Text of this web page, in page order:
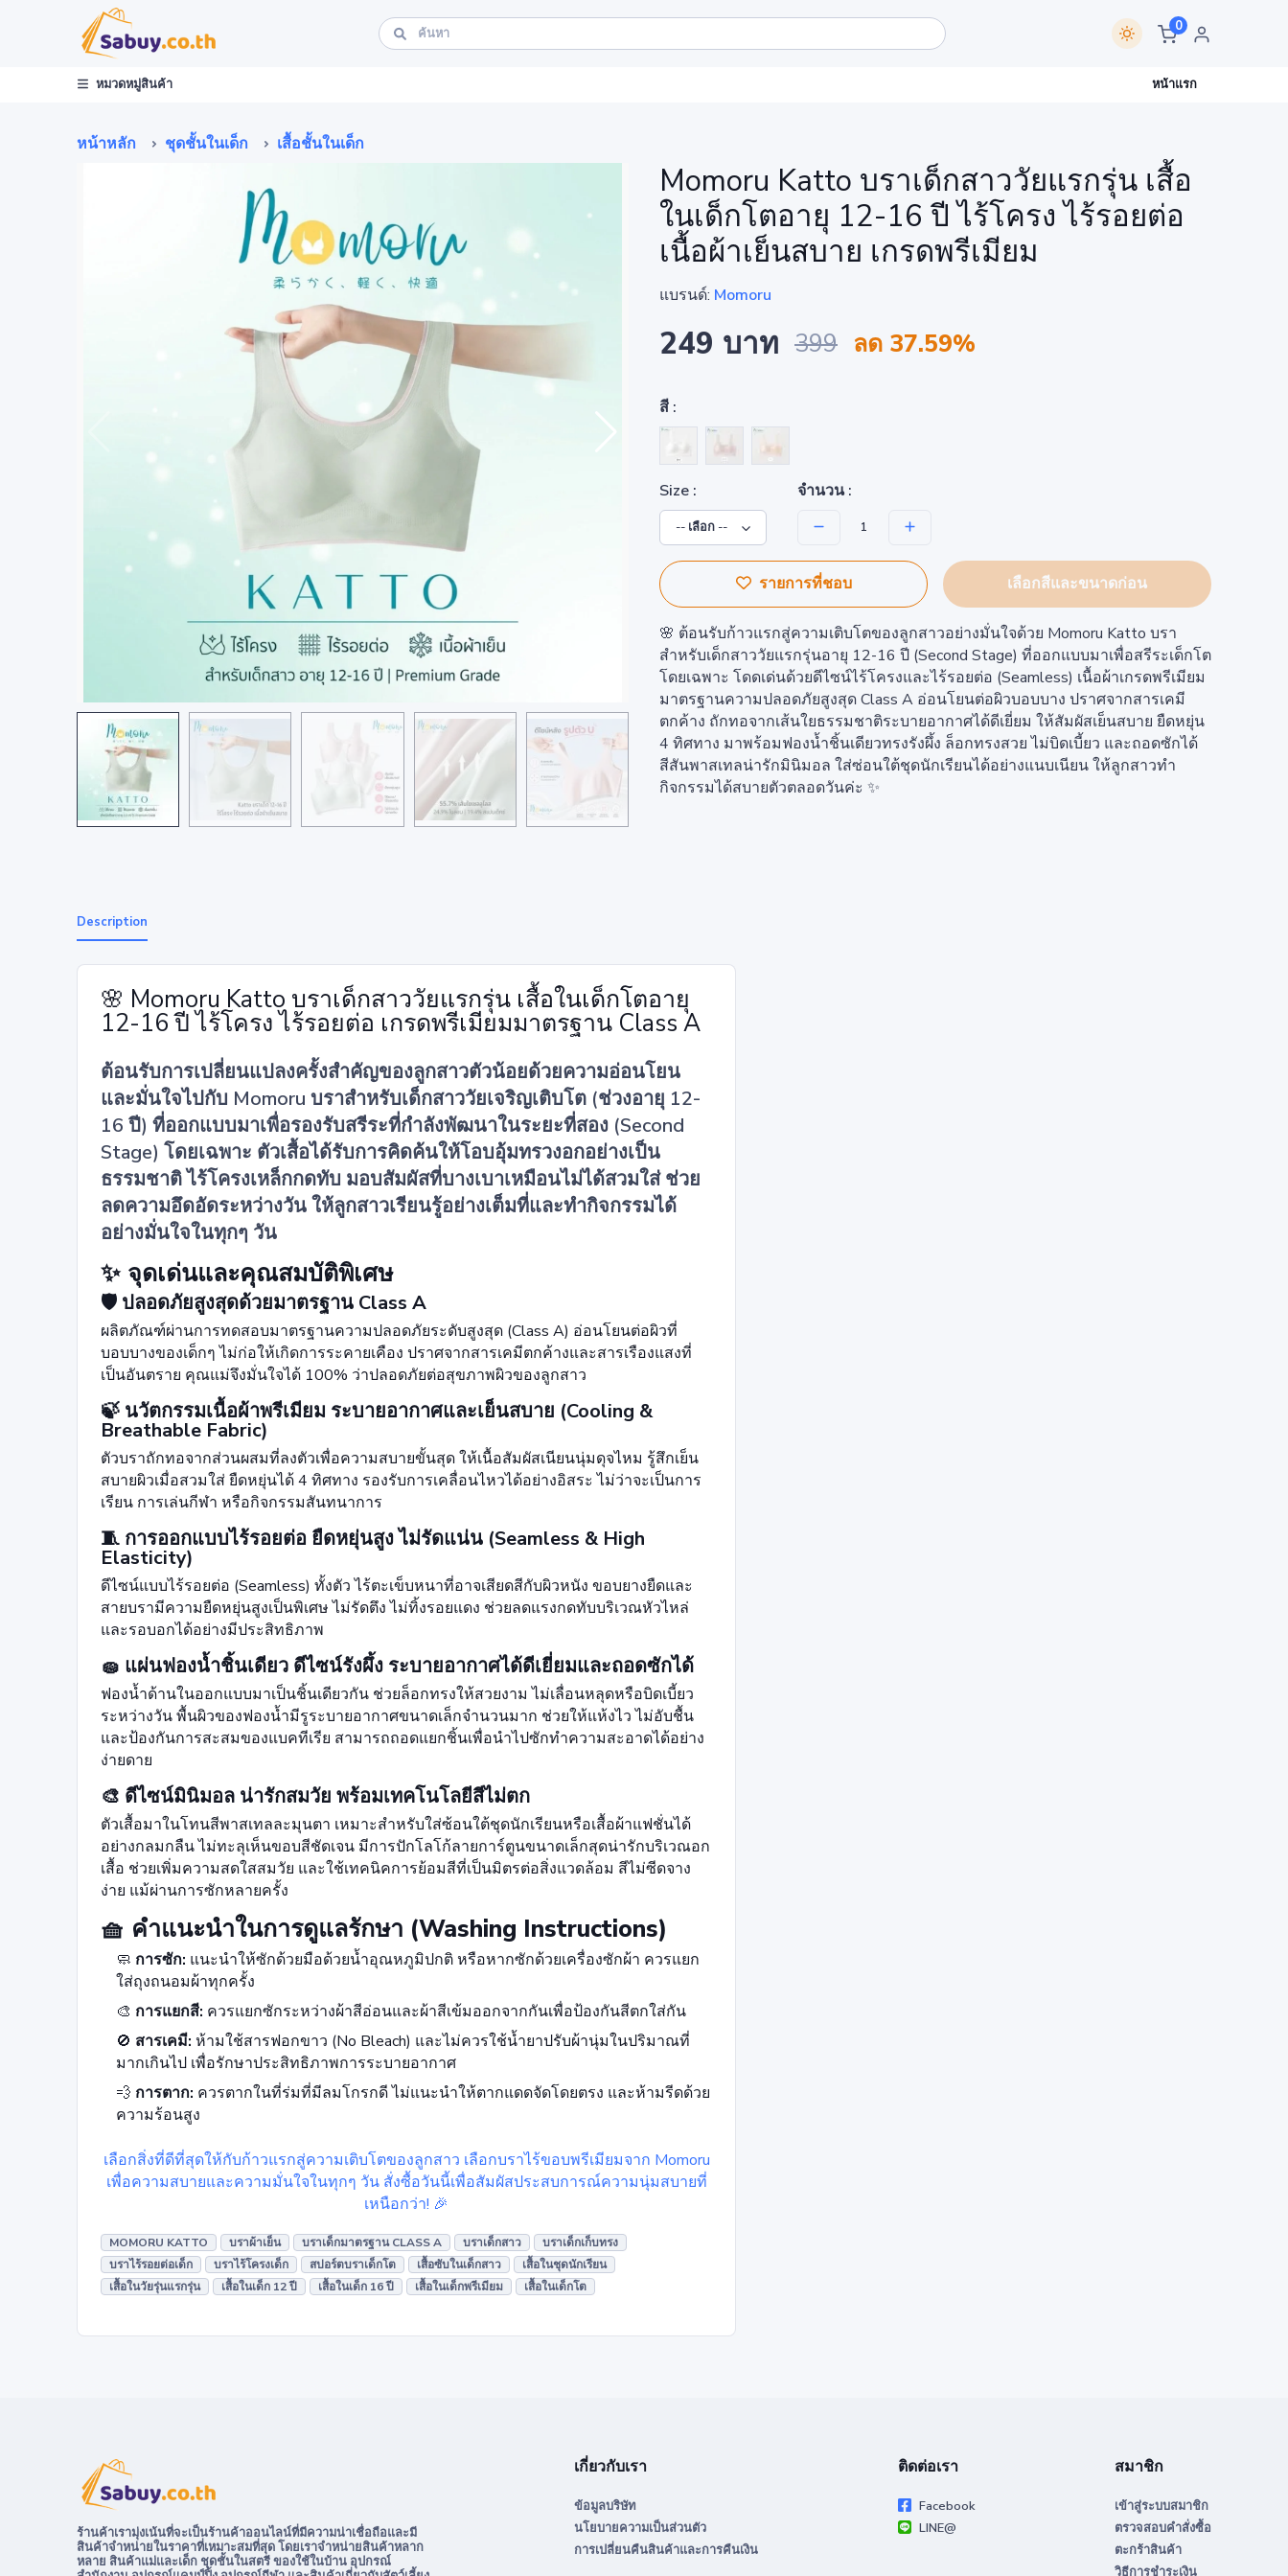
0
หมวดหมู่สินค้า หน้าแรก
หน้าหลัก ชุดชั้นในเด็ก เสื้อชั้นในเด็ก
Momoru Katto บราเด็กสาววัยแรกรุ่น เสื้อ
ในเด็กโตอายุ 12-16 ปี ไร้โครง ไร้รอยต่อ
เนื้อผ้าเย็นสบาย เกรดพรีเมียม
แบรนด์: Momoru
249 บาท 399 ลด 37.59%
สี :
Size : จำนวน :
รายการที่ชอบ เลือกสีและขนาดก่อน
🌸 ต้อนรับก้าวแรกสู่ความเติบโตของลูกสาวอย่างมั่นใจด้วย Momoru Katto บรา
สำหรับเด็กสาววัยแรกรุ่นอายุ 12-16 ปี (Second Stage) ที่ออกแบบมาเพื่อสรีระเด็กโต
โดยเฉพาะ โดดเด่นด้วยดีไซน์ไร้โครงและไร้รอยต่อ (Seamless) เนื้อผ้าเกรดพรีเมียม
มาตรฐานความปลอดภัยสูงสุด Class A อ่อนโยนต่อผิวบอบบาง ปราศจากสารเคมี
ตกค้าง ถักทอจากเส้นใยธรรมชาติระบายอากาศได้ดีเยี่ยม ให้สัมผัสเย็นสบาย ยืดหยุ่น
4 ทิศทาง มาพร้อมฟองน้ำชิ้นเดียวทรงรังผึ้ง ล็อกทรงสวย ไม่บิดเบี้ยว และถอดซักได้
สีสันพาสเทลน่ารักมินิมอล ใส่ซ่อนใต้ชุดนักเรียนได้อย่างแนบเนียน ให้ลูกสาวทำ
กิจกรรมได้สบายตัวตลอดวันค่ะ ✨
Description
🌸 Momoru Katto บราเด็กสาววัยแรกรุ่น เสื้อในเด็กโตอายุ
12-16 ปี ไร้โครง ไร้รอยต่อ เกรดพรีเมียมมาตรฐาน Class A
ต้อนรับการเปลี่ยนแปลงครั้งสำคัญของลูกสาวตัวน้อยด้วยความอ่อนโยน
และมั่นใจไปกับ Momoru บราสำหรับเด็กสาววัยเจริญเติบโต (ช่วงอายุ 12-
16 ปี) ที่ออกแบบมาเพื่อรองรับสรีระที่กำลังพัฒนาในระยะที่สอง (Second
Stage) โดยเฉพาะ ตัวเสื้อได้รับการคิดค้นให้โอบอุ้มทรวงอกอย่างเป็น
ธรรมชาติ ไร้โครงเหล็กกดทับ มอบสัมผัสที่บางเบาเหมือนไม่ได้สวมใส่ ช่วย
ลดความอึดอัดระหว่างวัน ให้ลูกสาวเรียนรู้อย่างเต็มที่และทำกิจกรรมได้
อย่างมั่นใจในทุกๆ วัน
✨ จุดเด่นและคุณสมบัติพิเศษ
🛡️ ปลอดภัยสูงสุดด้วยมาตรฐาน Class A
ผลิตภัณฑ์ผ่านการทดสอบมาตรฐานความปลอดภัยระดับสูงสุด (Class A) อ่อนโยนต่อผิวที่
บอบบางของเด็กๆ ไม่ก่อให้เกิดการระคายเคือง ปราศจากสารเคมีตกค้างและสารเรืองแสงที่
เป็นอันตราย คุณแม่จึงมั่นใจได้ 100% ว่าปลอดภัยต่อสุขภาพผิวของลูกสาว
🍃 นวัตกรรมเนื้อผ้าพรีเมียม ระบายอากาศและเย็นสบาย (Cooling &
Breathable Fabric)
ตัวบราถักทอจากส่วนผสมที่ลงตัวเพื่อความสบายขั้นสุด ให้เนื้อสัมผัสเนียนนุ่มดุจไหม รู้สึกเย็น
สบายผิวเมื่อสวมใส่ ยืดหยุ่นได้ 4 ทิศทาง รองรับการเคลื่อนไหวได้อย่างอิสระ ไม่ว่าจะเป็นการ
เรียน การเล่นกีฬา หรือกิจกรรมสันทนาการ
🧵 การออกแบบไร้รอยต่อ ยืดหยุ่นสูง ไม่รัดแน่น (Seamless & High
Elasticity)
ดีไซน์แบบไร้รอยต่อ (Seamless) ทั้งตัว ไร้ตะเข็บหนาที่อาจเสียดสีกับผิวหนัง ขอบยางยืดและ
สายบรามีความยืดหยุ่นสูงเป็นพิเศษ ไม่รัดตึง ไม่ทิ้งรอยแดง ช่วยลดแรงกดทับบริเวณหัวไหล่
และรอบอกได้อย่างมีประสิทธิภาพ
🧽 แผ่นฟองน้ำชิ้นเดียว ดีไซน์รังผึ้ง ระบายอากาศได้ดีเยี่ยมและถอดซักได้
ฟองน้ำด้านในออกแบบมาเป็นชิ้นเดียวกัน ช่วยล็อกทรงให้สวยงาม ไม่เลื่อนหลุดหรือบิดเบี้ยว
ระหว่างวัน พื้นผิวของฟองน้ำมีรูระบายอากาศขนาดเล็กจำนวนมาก ช่วยให้แห้งไว ไม่อับชื้น
และป้องกันการสะสมของแบคทีเรีย สามารถถอดแยกชิ้นเพื่อนำไปซักทำความสะอาดได้อย่าง
ง่ายดาย
🎨 ดีไซน์มินิมอล น่ารักสมวัย พร้อมเทคโนโลยีสีไม่ตก
ตัวเสื้อมาในโทนสีพาสเทลละมุนตา เหมาะสำหรับใส่ซ้อนใต้ชุดนักเรียนหรือเสื้อผ้าแฟชั่นได้
อย่างกลมกลืน ไม่ทะลุเห็นขอบสีชัดเจน มีการปักโลโก้ลายการ์ตูนขนาดเล็กสุดน่ารักบริเวณอก
เสื้อ ช่วยเพิ่มความสดใสสมวัย และใช้เทคนิคการย้อมสีที่เป็นมิตรต่อสิ่งแวดล้อม สีไม่ซีดจาง
ง่าย แม้ผ่านการซักหลายครั้ง
🧺 คำแนะนำในการดูแลรักษา (Washing Instructions)
🧼 การซัก: แนะนำให้ซักด้วยมือด้วยน้ำอุณหภูมิปกติ หรือหากซักด้วยเครื่องซักผ้า ควรแยก
ใส่ถุงถนอมผ้าทุกครั้ง
🎨 การแยกสี: ควรแยกซักระหว่างผ้าสีอ่อนและผ้าสีเข้มออกจากกันเพื่อป้องกันสีตกใส่กัน
🚫 สารเคมี: ห้ามใช้สารฟอกขาว (No Bleach) และไม่ควรใช้น้ำยาปรับผ้านุ่มในปริมาณที่
มากเกินไป เพื่อรักษาประสิทธิภาพการระบายอากาศ
💨 การตาก: ควรตากในที่ร่มที่มีลมโกรกดี ไม่แนะนำให้ตากแดดจัดโดยตรง และห้ามรีดด้วย
ความร้อนสูง
เลือกสิ่งที่ดีที่สุดให้กับก้าวแรกสู่ความเติบโตของลูกสาว เลือกบราไร้ขอบพรีเมียมจาก Momoru
เพื่อความสบายและความมั่นใจในทุกๆ วัน สั่งซื้อวันนี้เพื่อสัมผัสประสบการณ์ความนุ่มสบายที่
เหนือกว่า! 🎉
MOMORU KATTO บราผ้าเย็น บราเด็กมาตรฐาน CLASS A บราเด็กสาว
บราเด็กเก็บทรง
บราไร้รอยต่อเด็ก
บราไร้โครงเด็ก สปอร์ตบราเด็กโต เสื้อซับในเด็กสาว
เสื้อในชุดนักเรียน
เสื้อในวัยรุ่นแรกรุ่น
เสื้อในเด็ก 12 ปี เสื้อในเด็ก 16 ปี เสื้อในเด็กพรีเมียม เสื้อในเด็กโต
ร้านค้าเรามุ่งเน้นที่จะเป็นร้านค้าออนไลน์ที่มีความน่าเชื่อถือและมี
สินค้าจำหน่ายในราคาที่เหมาะสมที่สุด โดยเราจำหน่ายสินค้าหลาก
หลาย สินค้าแม่และเด็ก ชุดชั้นในสตรี ของใช้ในบ้าน อุปกรณ์
เกี่ยวกับเรา
ข้อมูลบริษัท
นโยบายความเป็นส่วนตัว
การเปลี่ยนคืนสินค้าและการคืนเงิน
ติดต่อเรา
Facebook
LINE@
สมาชิก
เข้าสู่ระบบสมาชิก
ตรวจสอบคำสั่งซื้อ
ตะกร้าสินค้า
วิธีการชำระเงิน